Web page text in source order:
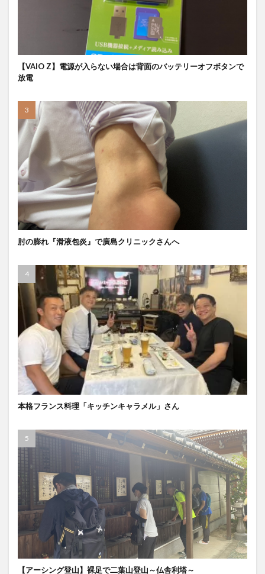
【VAIO Z】電源が入らない場合は背面のバッテリーオフボタンで
放電
肘の膨れ『滑液包炎』で廣島クリニックさんへ
本格フランス料理「キッチンキャラメル」さん
【アーシング登山】裸足で二葉山登山～仏舎利塔～